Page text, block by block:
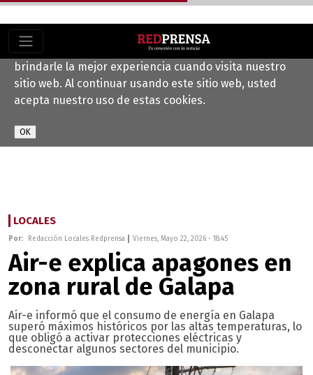
Este sitio web utiliza cookies para ayudarnos a
brindarle la mejor experiencia cuando visita nuestro
sitio web. Al continuar usando este sitio web, usted
acepta nuestro uso de estas cookies.
LOCALES
Por: Redacción Locales Redprensa Viernes, Mayo 22, 2026 - 18:45
Air-e explica apagones en
zona rural de Galapa
Air-e informó que el consumo de energía en Galapa
superó máximos históricos por las altas temperaturas, lo
que obligó a activar protecciones eléctricas y
desconectar algunos sectores del municipio.